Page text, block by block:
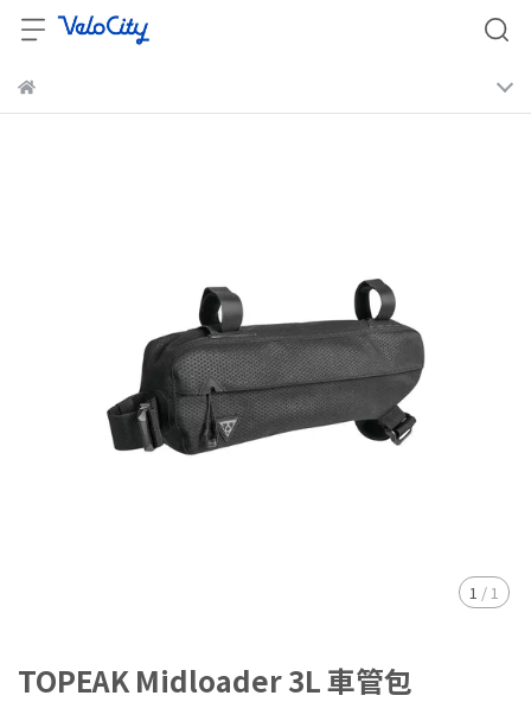
1 / 1
TOPEAK Midloader 3L 車管包